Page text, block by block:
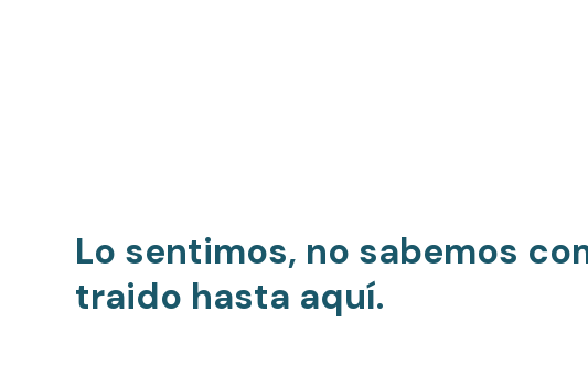
Lo sentimos, no sabemos
traido hasta aquí.